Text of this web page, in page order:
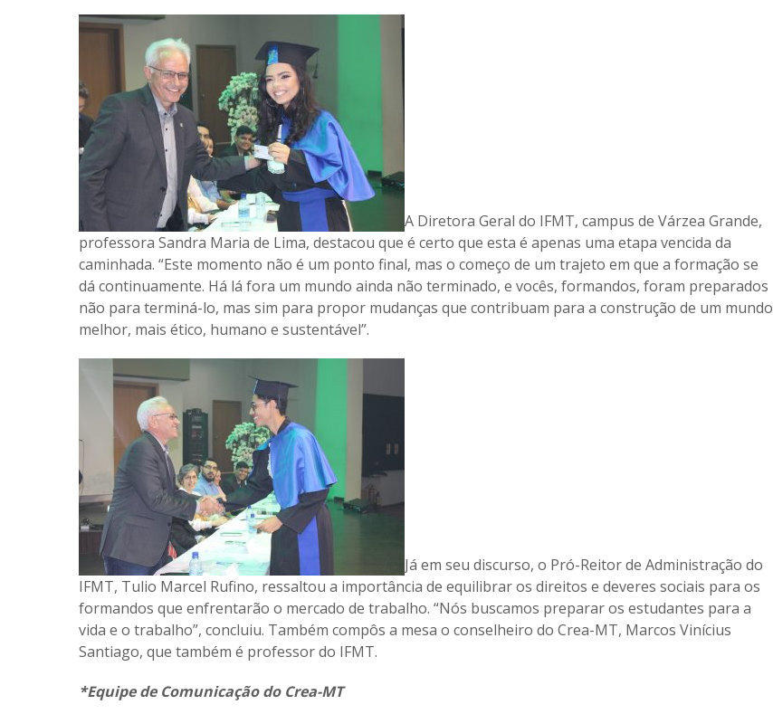
A Diretora Geral do IFMT, campus de Várzea Grande,
professora Sandra Maria de Lima, destacou que é certo que esta é apenas uma etapa vencida da
caminhada. “Este momento não é um ponto final, mas o começo de um trajeto em que a formação se
dá continuamente. Há lá fora um mundo ainda não terminado, e vocês, formandos, foram preparados
não para terminá-lo, mas sim para propor mudanças que contribuam para a construção de um mundo
melhor, mais ético, humano e sustentável”.
Já em seu discurso, o Pró-Reitor de Administração do
IFMT, Tulio Marcel Rufino, ressaltou a importância de equilibrar os direitos e deveres sociais para os
formandos que enfrentarão o mercado de trabalho. “Nós buscamos preparar os estudantes para a
vida e o trabalho”, concluiu. Também compôs a mesa o conselheiro do Crea-MT, Marcos Vinícius
Santiago, que também é professor do IFMT.
*Equipe de Comunicação do Crea-MT